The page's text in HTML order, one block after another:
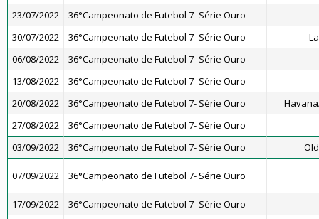
23/07/2022
36°Campeonato de Futebol 7- Série Ouro
30/07/2022
36°Campeonato de Futebol 7- Série Ouro
06/08/2022
36°Campeonato de Futebol 7- Série Ouro
13/08/2022
36°Campeonato de Futebol 7- Série Ouro
20/08/2022
36°Campeonato de Futebol 7- Série Ouro
27/08/2022
36°Campeonato de Futebol 7- Série Ouro
03/09/2022
36°Campeonato de Futebol 7- Série Ouro
07/09/2022 36°Campeonato de Futebol 7- Série Ouro
17/09/2022
36°Campeonato de Futebol 7- Série Ouro